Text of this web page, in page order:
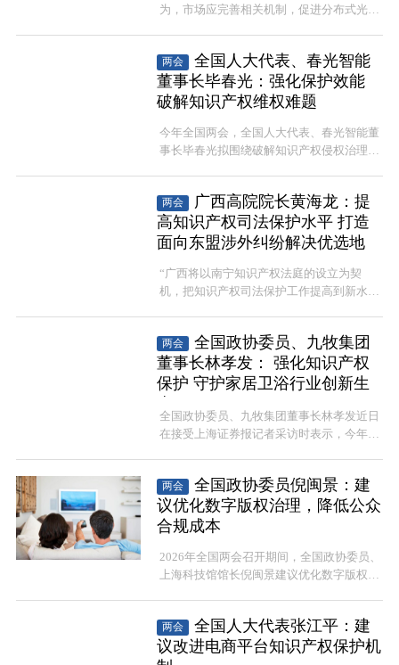
为，市场应完善相关机制，促进分布式光伏
新深度融合。
两会
全国人大代表、春光智能
董事长毕春光：强化保护效能
破解知识产权维权难题
今年全国两会，全国人大代表、春光智能董
事长毕春光拟围绕破解知识产权侵权治理难
两会
广西高院院长黄海龙：提
高知识产权司法保护水平 打造
面向东盟涉外纠纷解决优选地
“广西将以南宁知识产权法庭的设立为契
机，把知识产权司法保护工作提高到新水
人民法院院长黄海龙近日接受中新网采访时
说。
两会
全国政协委员、九牧集团
董事长林孝发： 强化知识产权
保护 守护家居卫浴行业创新生
全国政协委员、九牧集团董事长林孝发近日
在接受上海证券报记者采访时表示，今年全
护等方面建言献策。
两会
全国政协委员倪闽景：建
议优化数字版权治理，降低公众
合规成本
2026年全国两会召开期间，全国政协委员、
上海科技馆馆长倪闽景建议优化数字版权治
两会
全国人大代表张江平：建
议改进电商平台知识产权保护机